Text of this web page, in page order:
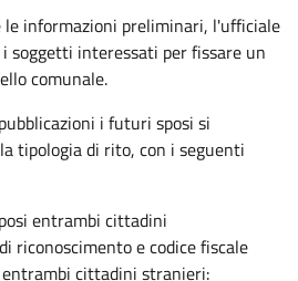
informazioni preliminari, l'ufficiale
soggetti interessati per fissare un
comunale.
i futuri sposi si
tipologia di rito, con i seguenti
entrambi cittadini
riconoscimento e codice fiscale
cittadini stranieri: